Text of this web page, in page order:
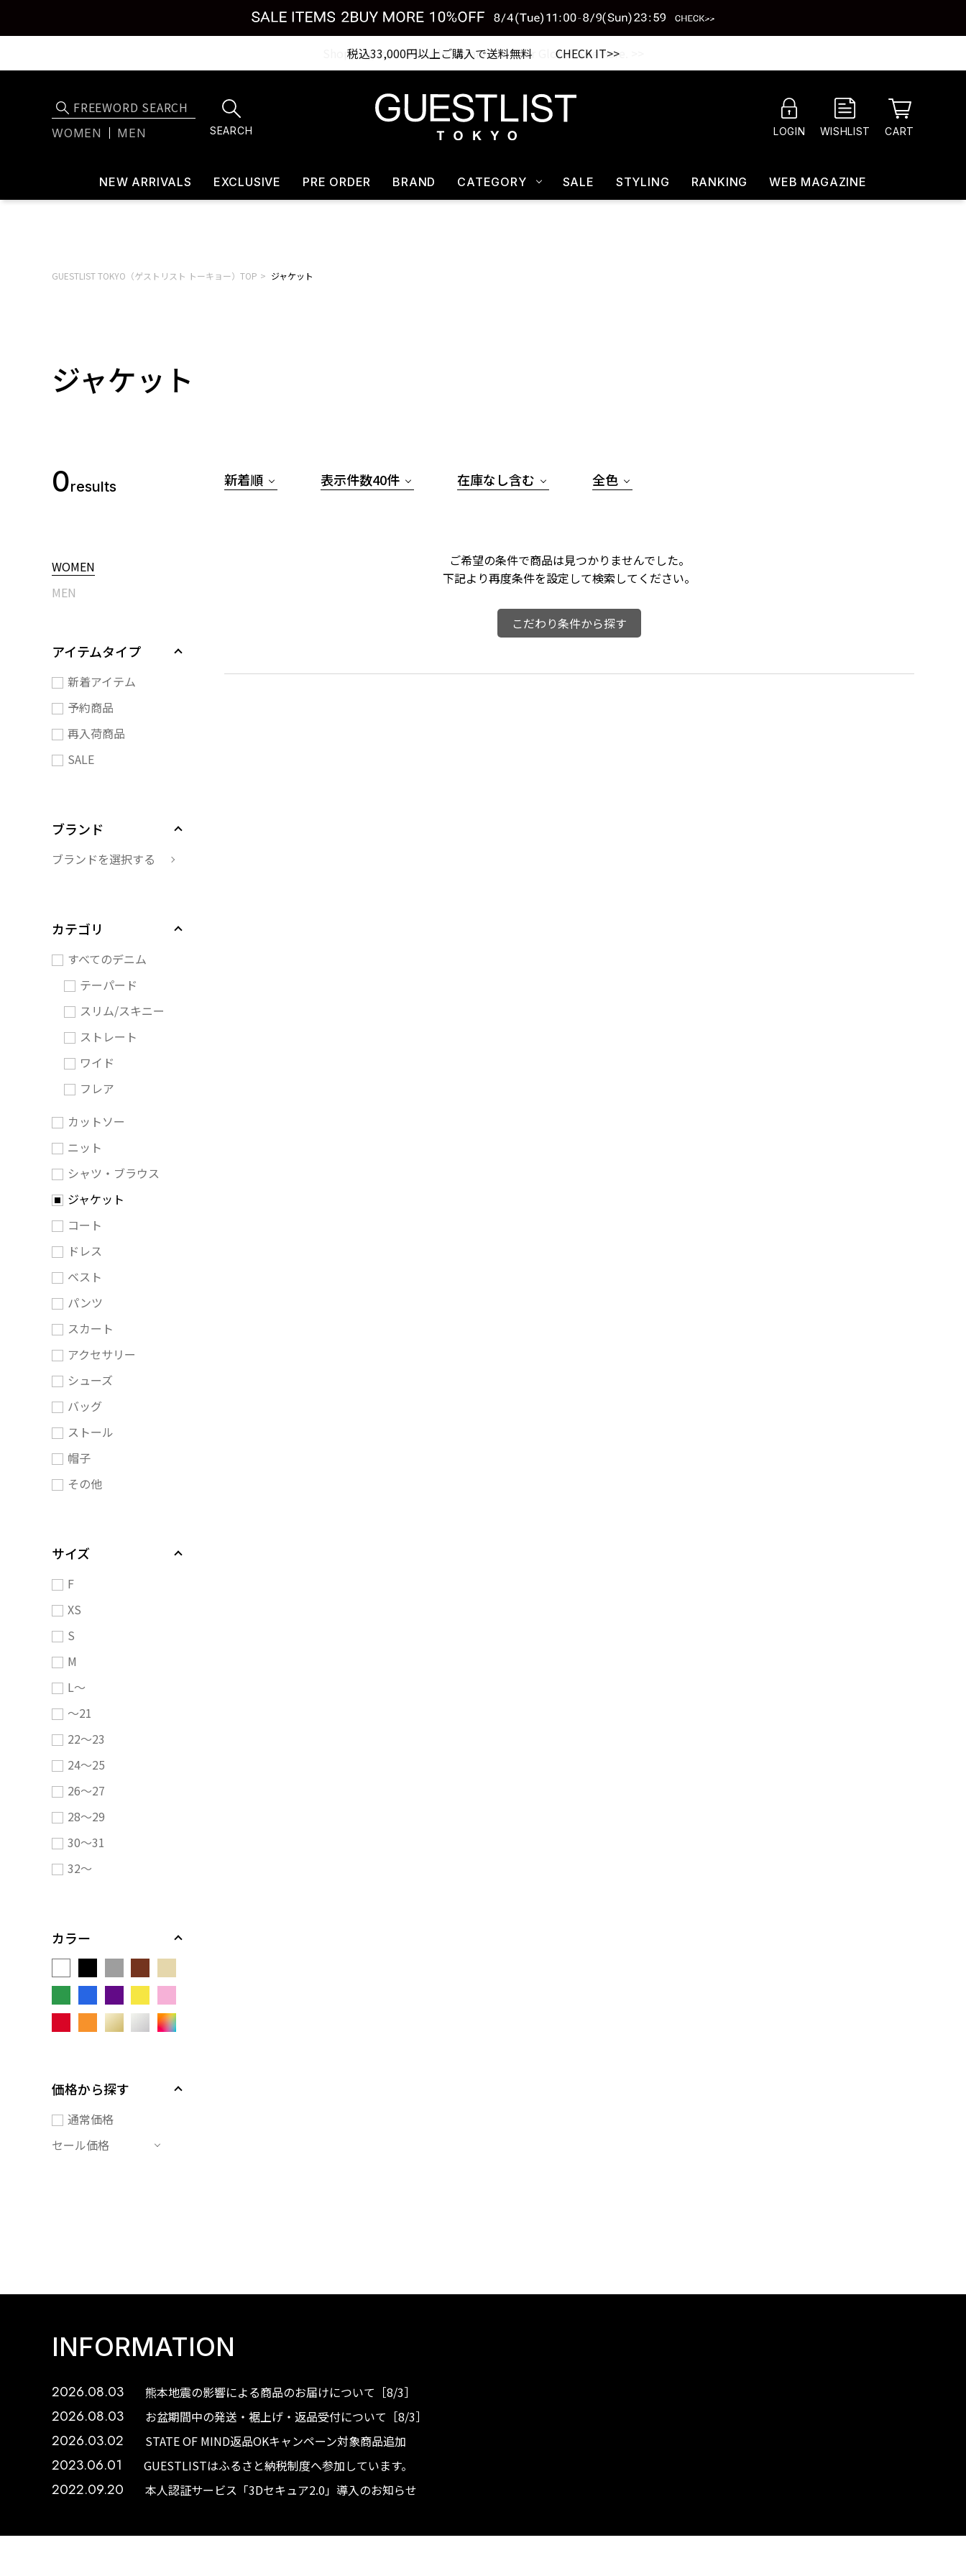
税込33,000円以上ご購入で送料無料 CHECK IT>>
WOMEN MEN SEARCH LOGIN WISHLIST CART
NEW ARRIVALS EXCLUSIVE PRE ORDER BRAND CATEGORY SALE STYLING RANKING WEB MAGAZINE
GUESTLIST TOKYO（ゲストリスト トーキョー）TOP ジャケット
ジャケット
0results
WOMEN
MEN
アイテムタイプ
新着アイテム
予約商品
再入荷商品
SALE
ブランド
ブランドを選択する
カテゴリ
すべてのデニム
テーパード
スリム/スキニー
ストレート
ワイド
フレア
カットソー
ニット
シャツ・ブラウス
ジャケット
コート
ドレス
ベスト
パンツ
スカート
アクセサリー
シューズ
バッグ
ストール
帽子
その他
サイズ
F
XS
S
M
L～
～21
22～23
24～25
26～27
28～29
30～31
32～
カラー
価格から探す
通常価格
セール価格
新着順 表示件数40件 在庫なし含む 全色
ご希望の条件で商品は見つかりませんでした。
下記より再度条件を設定して検索してください。
こだわり条件から探す
INFORMATION
2026.08.03 熊本地震の影響による商品のお届けについて［8/3］
2026.08.03 お盆期間中の発送・裾上げ・返品受付について［8/3］
2026.03.02 STATE OF MIND返品OKキャンペーン対象商品追加
2023.06.01 GUESTLISTはふるさと納税制度へ参加しています。
2022.09.20 本人認証サービス「3Dセキュア2.0」導入のお知らせ